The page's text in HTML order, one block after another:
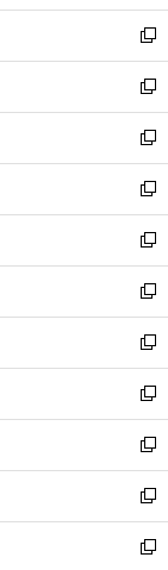
ウ
で
開
く
ン
ド
ウ
で
開
く
新
し
い
ウ
ィ
ン
ド
ウ
で
開
く
新
し
い
ウ
ィ
ン
ド
ウ
で
開
く
新
し
い
ウ
ィ
ン
ド
ウ
で
開
く
新
し
い
ウ
ィ
ン
ド
ウ
で
開
く
新
し
い
ウ
ィ
ン
ド
ウ
で
開
く
新
し
い
ウ
ィ
ン
ド
ウ
で
開
く
新
し
い
ウ
ィ
ン
ド
ウ
で
新
し
い
ウ
ィ
ン
ド
新
し
い
ウ
ィ
新
し
い
新